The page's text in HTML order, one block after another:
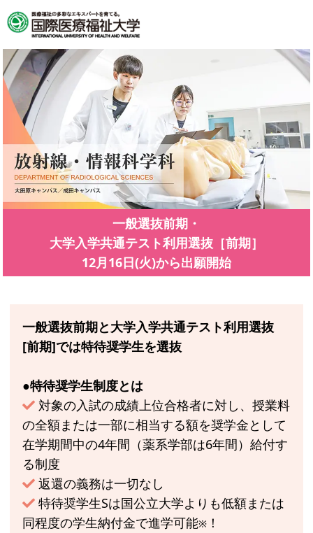
一般選抜前期・
大学入学共通テスト利用選抜［前期］
12月16日(火)から出願開始
一般選抜前期と大学入学共通テスト利用選抜
[前期]では特待奨学生を選抜
●特待奨学生制度とは
対象の入試の成績上位合格者に対し、授業料
の全額または一部に相当する額を奨学金として
在学期間中の4年間（薬系学部は6年間）給付す
る制度
返還の義務は一切なし
特待奨学生Sは国公立大学よりも低額または
同程度の学生納付金で進学可能※ ！